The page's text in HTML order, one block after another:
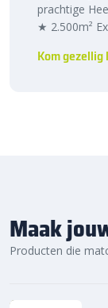
prachtige
★ 2.500m²
Kom gezellig
Maak
Producten die